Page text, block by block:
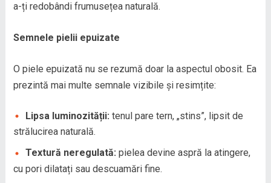
a-ți redobândi frumusețea naturală.
Semnele pielii epuizate
O piele epuizată nu se rezumă doar la aspectul obosit. Ea
prezintă mai multe semnale vizibile și resimțite:
Lipsa luminozității: tenul pare tern, „stins”, lipsit de
strălucirea naturală.
Textură neregulată: pielea devine aspră la atingere,
cu pori dilatați sau descuamări fine.